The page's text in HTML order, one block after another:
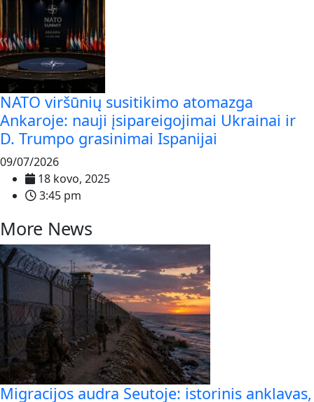
NATO viršūnių susitikimo atomazga
Ankaroje: nauji įsipareigojimai Ukrainai ir
D. Trumpo grasinimai Ispanijai
09/07/2026
18 kovo, 2025
3:45 pm
More News
Migracijos audra Seutoje: istorinis anklavas,